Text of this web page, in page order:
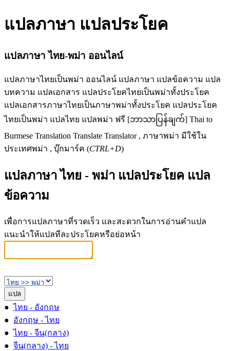
แปลภาษา แปลประโยค
แปลภาษา ไทย-พม่า ออนไลน์
แปลภาษาไทยเป็นพม่า ออนไลน์ แปลภาษา แปลข้อความ แปล
บทความ แปลเอกสาร แปลประโยคไทยเป็นพม่าทั้งประโยค
แปลเอกสารภาษาไทยเป็นภาษาพม่าทั้งประโยค แปลประโยค
ไทยเป็นพม่า แปลไทย แปลพม่า ฟรี [ဘာသာပြန်ချက်] Thai to
Burmese Translation Translate Translator , ภาษาพม่า มีใช้ใน
ประเทศพม่า , บุ๊กมาร์ค (CTRL+D)
แปลภาษา ไทย - พม่า แปลประโยค แปล
ข้อความ
เพื่อการแปลภาษาที่รวดเร็ว และสะดวกในการอ่านคำแปล
แนะนำให้แปลทีละประโยคหรือย่อหน้า
●ไทย - อังกฤษ
● อังกฤษ - ไทย
●ไทย - จีน(กลาง)
● จีน(กลาง) - ไทย